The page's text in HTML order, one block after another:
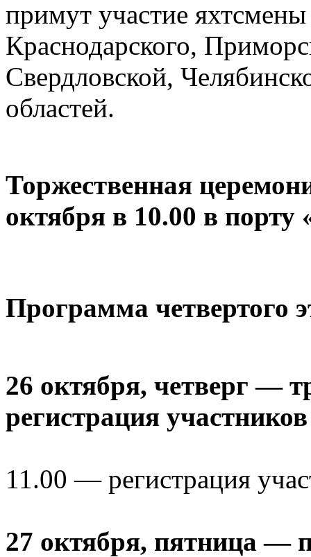
примут участие
Краснодарского,
Свердловской,
областей.
Торжественная
октября в 10.00 в
Программа четвертого
26 октября, четверг —
регистрация участников
11.00 — регистрация
27 октября, пятница —